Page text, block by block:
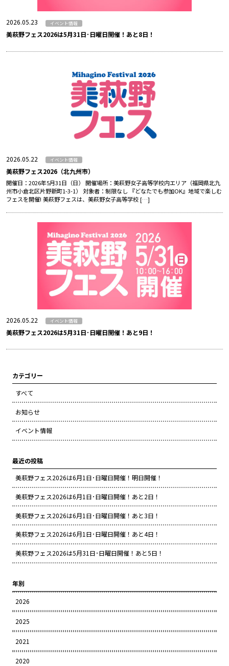
2026.05.23 イベント情報
美萩野フェス2026は5月31日･日曜日開催！あと8日！
2026.05.22 イベント情報
美萩野フェス2026（北九州市）
開催日：2026年5月31日（日） 開催場所：美萩野女子高等学校内エリア（福岡県北九
州市小倉北区片野新町1-3-1） 対象者：制限なし 『どなたでも参加OK』地域で楽しむ
フェスを開催! 美萩野フェスは、美萩野女子高等学校 […]
2026.05.22 イベント情報
美萩野フェス2026は5月31日･日曜日開催！あと9日！
カテゴリー
すべて
お知らせ
イベント情報
最近の投稿
美萩野フェス2026は6月1日･日曜日開催！明日開催！
美萩野フェス2026は6月1日･日曜日開催！あと2日！
美萩野フェス2026は6月1日･日曜日開催！あと3日！
美萩野フェス2026は6月1日･日曜日開催！あと4日！
美萩野フェス2026は5月31日･日曜日開催！あと5日！
年別
2026
2025
2021
2020